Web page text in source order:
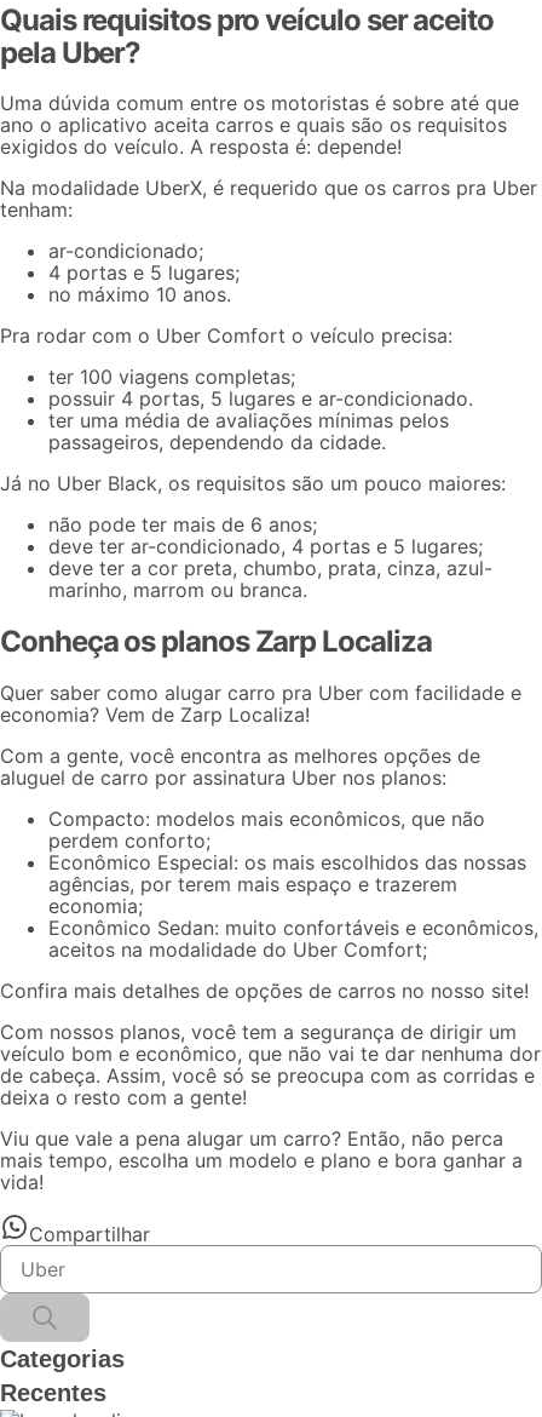
Quais requisitos pro veículo ser aceito
pela Uber?
Uma dúvida comum entre os motoristas é sobre até que
ano o aplicativo aceita carros e quais são os requisitos
exigidos do veículo. A resposta é: depende!
Na modalidade UberX, é requerido que os carros pra Uber
tenham:
ar-condicionado;
4 portas e 5 lugares;
no máximo 10 anos.
Pra rodar com o Uber Comfort o veículo precisa:
ter 100 viagens completas;
possuir 4 portas, 5 lugares e ar-condicionado.
ter uma média de avaliações mínimas pelos
passageiros, dependendo da cidade.
Já no Uber Black, os requisitos são um pouco maiores:
não pode ter mais de 6 anos;
deve ter ar-condicionado, 4 portas e 5 lugares;
deve ter a cor preta, chumbo, prata, cinza, azul-
marinho, marrom ou branca.
Conheça os planos Zarp Localiza
Quer saber como alugar carro pra Uber com facilidade e
economia? Vem de Zarp Localiza!
Com a gente, você encontra as melhores opções de
aluguel de carro por assinatura Uber nos planos:
Compacto: modelos mais econômicos, que não
perdem conforto;
Econômico Especial: os mais escolhidos das nossas
agências, por terem mais espaço e trazerem
economia;
Econômico Sedan: muito confortáveis e econômicos,
aceitos na modalidade do Uber Comfort;
Confira mais detalhes de opções de carros no nosso site!
Com nossos planos, você tem a segurança de dirigir um
veículo bom e econômico, que não vai te dar nenhuma dor
de cabeça. Assim, você só se preocupa com as corridas e
deixa o resto com a gente!
Viu que vale a pena alugar um carro? Então, não perca
mais tempo, escolha um modelo e plano e bora ganhar a
vida!
Compartilhar
Categorias
Recentes